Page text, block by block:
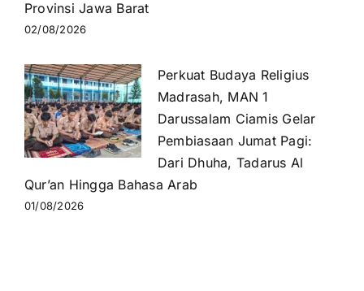
Provinsi Jawa Barat
02/08/2026
Perkuat Budaya Religius
Madrasah, MAN 1
Darussalam Ciamis Gelar
Pembiasaan Jumat Pagi:
Dari Dhuha, Tadarus Al
Qur’an Hingga Bahasa Arab
01/08/2026